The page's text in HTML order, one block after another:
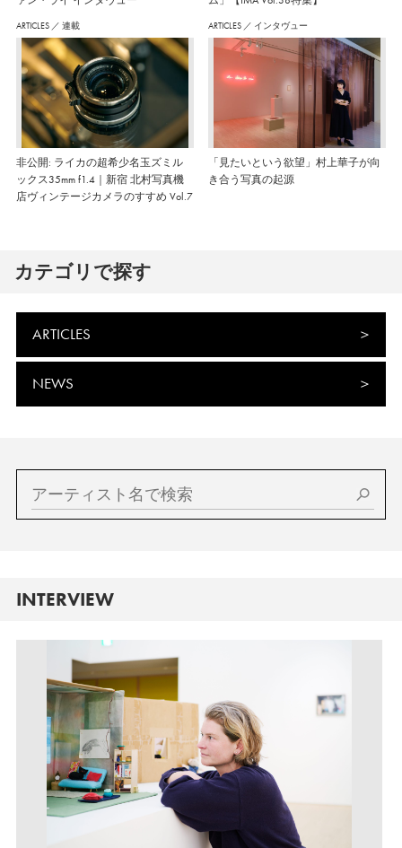
ARTICLES ／ 連載
非公開: ライカの超希少名玉ズミル
ックス35mm f1.4｜新宿 北村写真機
店ヴィンテージカメラのすすめ Vol.7
ARTICLES ／ インタヴュー
「見たいという欲望」村上華子が向
き合う写真の起源
カテゴリで探す
ARTICLES
NEWS
INTERVIEW